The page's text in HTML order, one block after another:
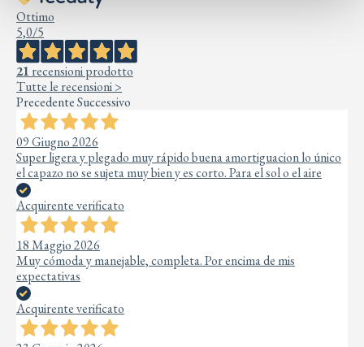
Ottimo
5,0/5
21 recensioni prodotto
Tutte le recensioni >
PrecedenteSuccessivo
09 Giugno 2026
Super ligera y plegado muy rápido buena amortiguacion lo único
el capazo no se sujeta muy bien y es corto. Para el sol o el aire
Acquirente verificato
18 Maggio 2026
Muy cómoda y manejable, completa. Por encima de mis
expectativas
Acquirente verificato